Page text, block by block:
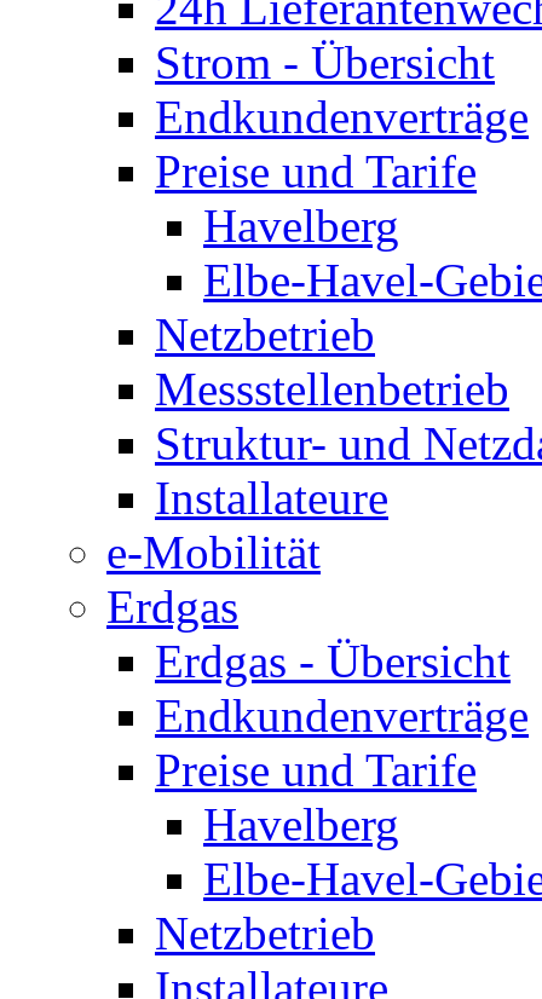
Strom - Übersicht
Endkundenverträge
Preise und Tarife
Havelberg
Elbe-Havel-
Netzbetrieb
Messstellenbetrieb
Struktur- und
Installateure
e-Mobilität
Erdgas
Erdgas - Übersicht
Endkundenverträge
Preise und Tarife
Havelberg
Elbe-Havel-
Netzbetrieb
Installateure